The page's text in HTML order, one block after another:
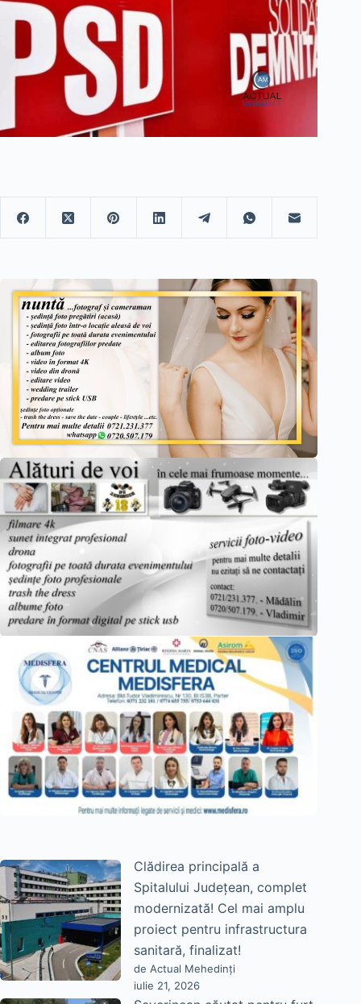
Clădirea principală a
Spitalului Județean, complet
modernizată! Cel mai amplu
proiect pentru infrastructura
sanitară, finalizat!
de Actual Mehedinți
iulie 21, 2026